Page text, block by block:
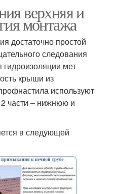
верхняя и
монтажа
достаточно простой
следования
гидроизоляции мет
крыши из
используют
2 части – нижнюю и
в следующей